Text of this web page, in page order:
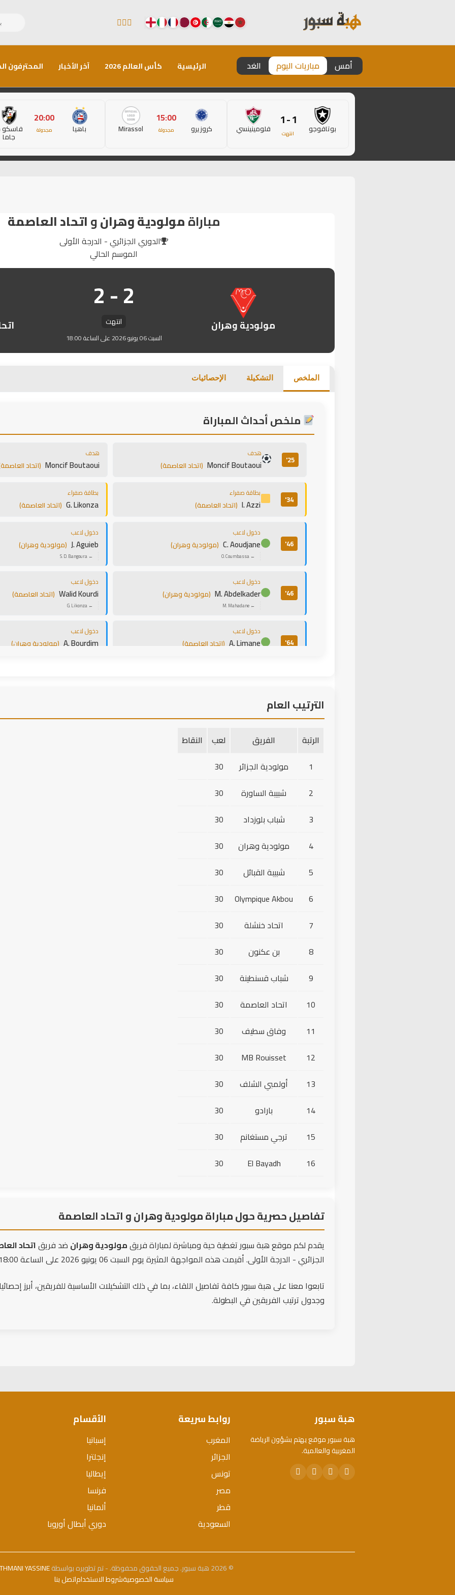
أمس مباريات اليوم الغد الرئيسية كأس العالم 2026 آخر الأخبار المحترفون
بوتافوجو 1 - 1
انتهت فلومينينسي كروزيرو
15:00
مجدولة Mirassol باهيا
20:00
مجدولة فاسكو
جاما
مباراةمولودية وهرانواتحاد العاصمة
الدوري الجزائري - الدرجة الأولى
الموسم الحالي
مولودية وهران
2 - 2
انتهت
السبت 06 يونيو 2026 على الساعة 18:00
الملخص التشكيلة الإحصائيات
ملخص أحداث المباراة
25'
هدف
Moncif Boutaoui (اتحاد العاصمة)
هدف
Moncif Boutaoui (اتحاد
34'
بطاقة صفراء
I. Azzi (اتحاد العاصمة)
بطاقة صفراء
G. Likonza (اتحاد العاصمة)
46'
دخول لاعب
C. Aoudjane (مولودية وهران)
← O. Coumbassa
دخول لاعب
J. Aguieb (مولودية وهران)
← S. D. Bangoura
46'
دخول لاعب
M. Abdelkader (مولودية وهران)
← M. Mahadane
دخول لاعب
Walid Kourdi (اتحاد العاصمة)
← G. Likonza
64'
دخول لاعب
A. Limane (اتحاد العاصمة)
دخول لاعب
A. Bourdim (مولودية وهران)
دخول لاعب
← R. Mahrouz
دخول لاعب
دخول لاعب
← G. Mohutsiwa
بطاقة حمراء
الترتيب العام
الرتبة الفريق لعب
النقاط
1
مولودية الجزائر
30
2
شبيبة الساورة
30
3
شباب بلوزداد
30
4
مولودية وهران
30
5
شبيبة القبائل
30
6
Olympique Akbou
30
7
اتحاد خنشلة
30
8
بن عكنون
30
9
شباب قسنطينة
30
10
اتحاد العاصمة
30
11
وفاق سطيف
30
12
MB Rouisset
30
13
أولمبي الشلف
30
14
بارادو
30
15
ترجي مستغانم
30
16
El Bayadh
30
تفاصيل حصرية حول مباراة مولودية وهران و اتحاد العاصمة
يقدم لكم موقع هبة سبور تغطية حية ومباشرة لمباراة فريقمولودية وهران ضد فريقاتحاد
الجزائري - الدرجة الأولى. أقيمت هذه المواجهة المثيرة يوم السبت 06 يونيو 2026 على الساعة 18:00، والتي انتهت بنتيجة 2 - 2.
تابعوا معنا على هبة سبور كافة تفاصيل اللقاء، بما في ذلك التشكيلات الأساسية للفريقين، أبرز
وجدول ترتيب الفريقين في البطولة.
هبة سبور
هبة سبور موقع يهتم بشؤون الرياضة
المغربية والعالمية.
روابط سريعة
المغرب
الجزائر
تونس
مصر
قطر
السعودية
الأقسام
إسبانيا
إنجلترا
إيطاليا
فرنسا
ألمانيا
دوري أبطال أوروبا
© 2026 هبة سبور. جميع الحقوق محفوظة. - تم تطويره بواسطة
YASSINE
سياسة الخصوصيةشروط الاستخداماتصل بنا